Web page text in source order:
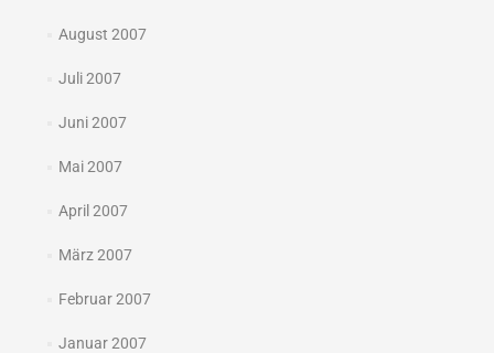
August 2007
Juli 2007
Juni 2007
Mai 2007
April 2007
März 2007
Februar 2007
Januar 2007